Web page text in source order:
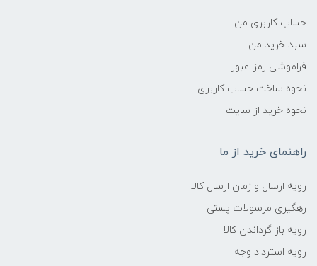
حساب کاربری من
سبد خرید من
فراموشی رمز عبور
نحوه ساخت حساب کاربری
نحوه خرید از سایت
راهنمای خرید از ما
رویه ارسال و زمان ارسال کالا
رهگیری مرسولات پستی
رویه باز گرداندن کالا
رویه استرداد وجه